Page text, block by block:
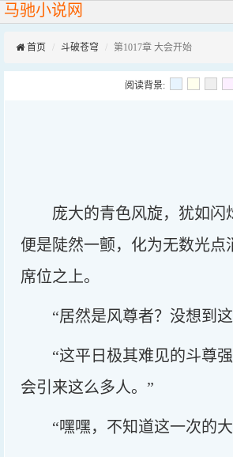
马驰小说网
首页 斗破苍穹 第1017章 大会开始
阅读背景:
庞大的青色风旋，犹如闪
便是陡然一颤，化为无数光
席位之上。
“居然是风尊者？没想到
“这平日极其难见的斗尊
会引来这么多人。”
“嘿嘿，不知道这一次的